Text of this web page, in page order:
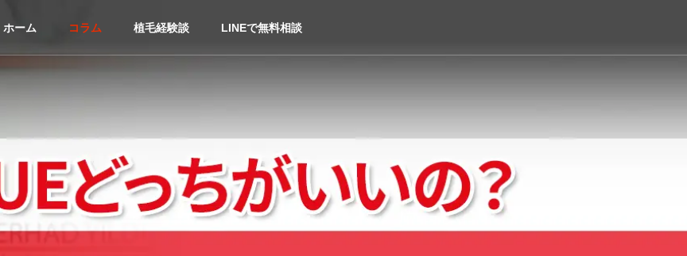
ホーム コラム 植毛経験談 LINEで無料相談